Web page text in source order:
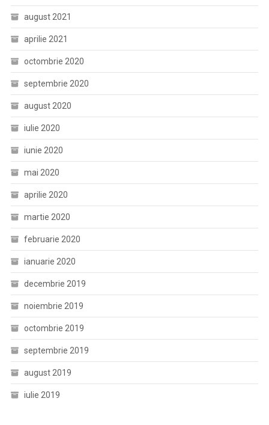
august 2021
aprilie 2021
octombrie 2020
septembrie 2020
august 2020
iulie 2020
iunie 2020
mai 2020
aprilie 2020
martie 2020
februarie 2020
ianuarie 2020
decembrie 2019
noiembrie 2019
octombrie 2019
septembrie 2019
august 2019
iulie 2019